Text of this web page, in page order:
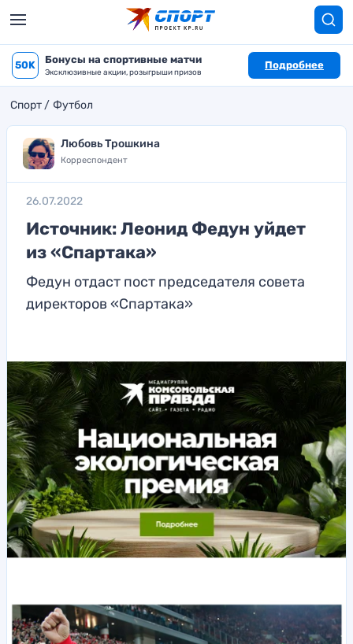
50K Бонусы на спортивные матчи
Эксклюзивные акции, розыгрыши призов
Подробнее
Спорт Футбол
Любовь Трошкина
Корреспондент
26.07.2022
Источник: Леонид Федун уйдет
из «Спартака»
Федун отдаст пост председателя совета
директоров «Спартака»